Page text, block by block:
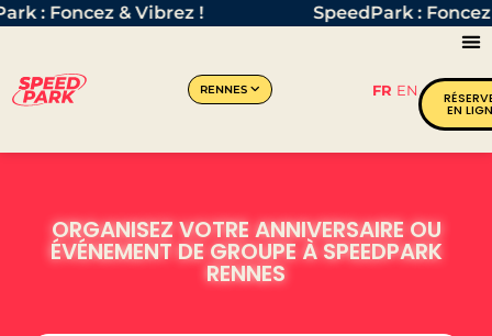
: Foncez & Vibrez ! SpeedPark :
RENNES FR EN
EN
ORGANISEZ VOTRE ANNIVERSAIRE OU
ÉVÉNEMENT DE GROUPE À SPEEDPARK
RENNES